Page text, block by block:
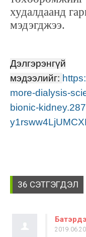
худалдаанд
мэдэгджээ.
Дэлгэрэнгүй
мэдээлийг:
more-dialysis-
bionic-
36 СЭТГЭГДЭЛ
2019.06.20